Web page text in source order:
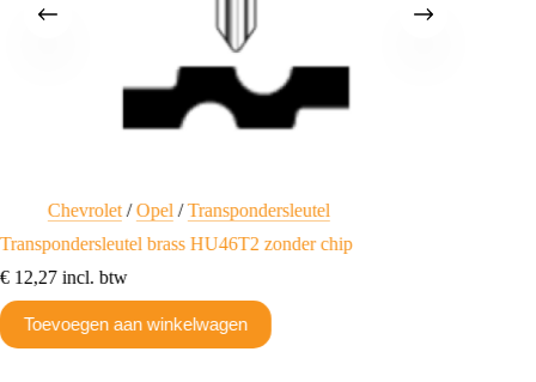
Chevrolet/Opel /Transpondersleutel
Transpondersleutel brass HU46T2 zonder chip
€ 12,27 incl. btw
Toevoegen aan winkelwagen